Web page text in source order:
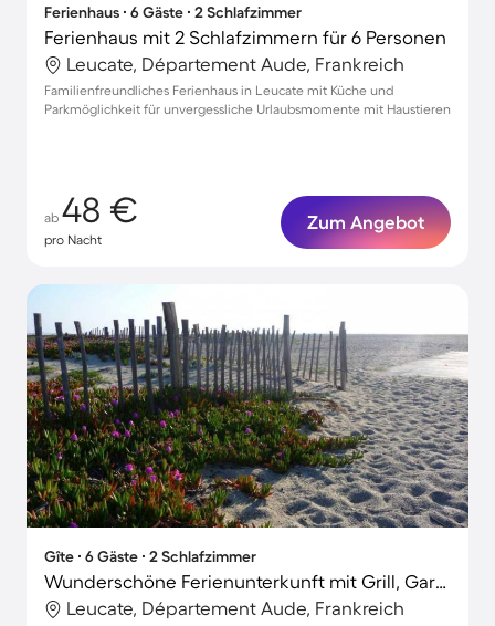
Ferienhaus ∙ 6 Gäste ∙ 2 Schlafzimmer
Ferienhaus mit 2 Schlafzimmern für 6 Personen
Leucate, Département Aude, Frankreich
Familienfreundliches Ferienhaus in Leucate mit Küche und
Parkmöglichkeit für unvergessliche Urlaubsmomente mit Haustieren
ab 48 €
pro Nacht
Zum Angebot
Gîte ∙ 6 Gäste ∙ 2 Schlafzimmer
Wunderschöne Ferienunterkunft mit Grill, Garten und Terrasse | Strand in der Nähe | Hunde erlaubt
Leucate, Département Aude, Frankreich